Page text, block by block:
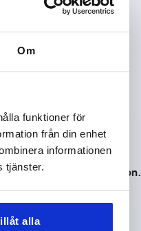
Om
funktioner för
från din enhet
informationen
tjänster.
alla
for more information.